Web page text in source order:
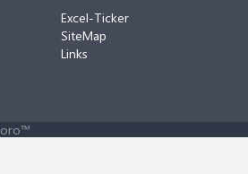
Excel-Ticker
SiteMap
Links